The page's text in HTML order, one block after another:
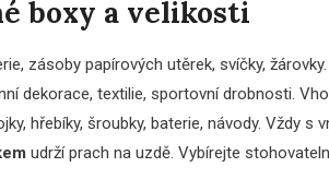
boxy a velikosti
zásoby papírových utěrek, svíčky,
dekorace, textilie, sportovní drobnosti.
hřebíky, šroubky, baterie, návody. Vždy s
udrží prach na uzdě. Vybírejte